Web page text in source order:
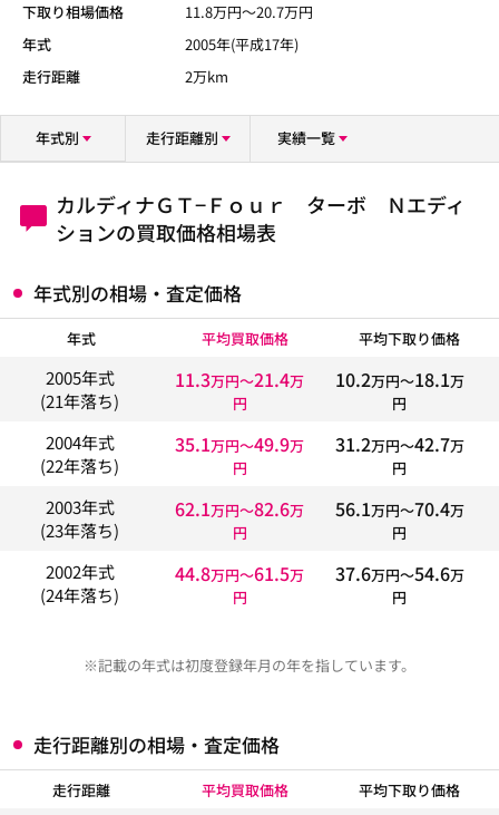
下取り相場価格 11.8万円〜20.7万円
年式
2005年(平成17年)
走行距離
2万km
年式別 走行距離別 実績一覧
カルディナＧＴ−Ｆｏｕｒ ターボ Ｎエディ
ションの買取価格相場表
年式別の相場・査定価格
年式 平均買取価格 平均下取り価格
2005年式
(21年落ち)
11.3万円〜21.4万
円
10.2万円〜18.1万
円
2004年式
(22年落ち)
35.1万円〜49.9万
円
31.2万円〜42.7万
円
2003年式
(23年落ち)
62.1万円〜82.6万
円
56.1万円〜70.4万
円
2002年式
(24年落ち)
44.8万円〜61.5万
円
37.6万円〜54.6万
円
※記載の年式は初度登録年月の年を指しています。
走行距離別の相場・査定価格
走行距離 平均買取価格 平均下取り価格